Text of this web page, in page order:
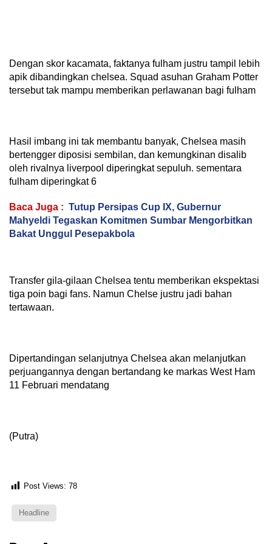
Dengan skor kacamata, faktanya fulham justru tampil lebih
apik dibandingkan chelsea. Squad asuhan Graham Potter
tersebut tak mampu memberikan perlawanan bagi fulham
Hasil imbang ini tak membantu banyak, Chelsea masih
bertengger diposisi sembilan, dan kemungkinan disalib
oleh rivalnya liverpool diperingkat sepuluh. sementara
fulham diperingkat 6
Baca Juga : Tutup Persipas Cup IX, Gubernur
Mahyeldi Tegaskan Komitmen Sumbar Mengorbitkan
Bakat Unggul Pesepakbola
Transfer gila-gilaan Chelsea tentu memberikan ekspektasi
tiga poin bagi fans. Namun Chelse justru jadi bahan
tertawaan.
Dipertandingan selanjutnya Chelsea akan melanjutkan
perjuangannya dengan bertandang ke markas West Ham
11 Februari mendatang
(Putra)
Post Views: 78
Headline